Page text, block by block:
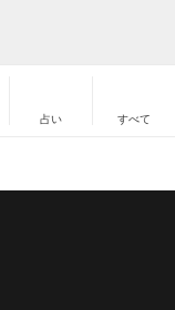
占い すべて